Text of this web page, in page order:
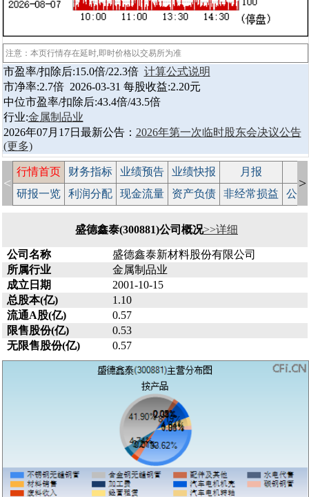
注意：本页行情存在延时,即时价格以交易所为准
市盈率/扣除后:15.0倍/22.3倍 计算公式说明
市净率:2.7倍 2026-03-31 每股收益:2.20元
中位市盈率/扣除后:43.4倍/43.5倍
行业:金属制品业
2026年07月17日最新公告： 2026年第一次临时股东会决议公告
(更多)
<
行情首页 财务指标 业绩预告 业绩快报 月报
研报一览
利润分配 现金流量 资产负债 非经常损益 公
>
盛德鑫泰(300881)公司概况>>详细
公司名称
盛德鑫泰新材料股份有限公司
所属行业
金属制品业
成立日期
2001-10-15
总股本(亿)
1.10
流通A股(亿)
0.57
限售股份(亿)
0.53
无限售股份(亿)
0.57